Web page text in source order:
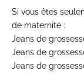
Si vous êtes
de maternité :
Jeans de
Jeans de
Jeans de